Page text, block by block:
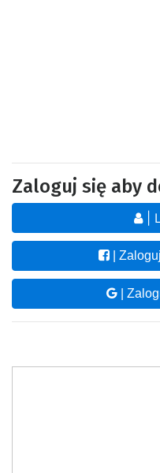
Zaloguj się aby
|
|
|